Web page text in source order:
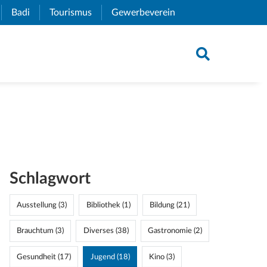
Link)
Badi (External Link)
Tourismus (External Link)
Gewerbeverein
Schlagwort
Ausstellung (3) Bibliothek (1) Bildung (21)
Brauchtum (3) Diverses (38) Gastronomie (2)
Gesundheit (17) Jugend (18) Kino (3)